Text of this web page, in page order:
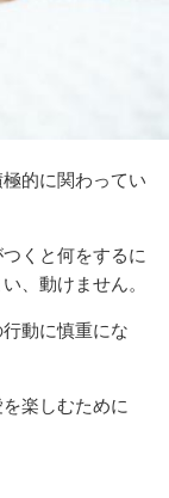
的に関わってい
くと何をするに
、動けません。
動に慎重にな
楽しむために